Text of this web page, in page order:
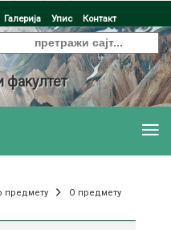
Галерија Упис Контакт
факултет
предмету О предмету